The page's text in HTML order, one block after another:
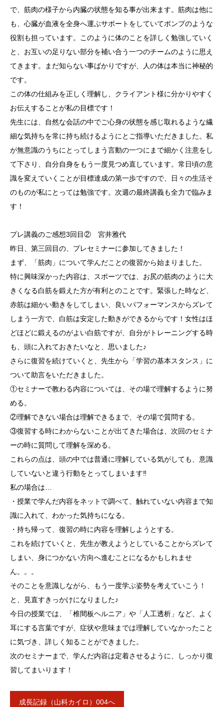
で、筋肉の様子から内臓の状態を知る事が出来ます。筋肉は他に
も、心臓が血液を全身へ運ぶサポートをしていてポンプのような
役割も担っています。このように体のことを詳しく勉強していく
と、お互いの足りない部分を補い合う一つのチームのように思え
てきます。まだ知らない事ばかりですが、人の体は本当に神秘的
です。
この体の仕組みを正しく理解し、クライアント様に分かりやすく
お伝えすることが私の目標です！
先生には、自然な会話の中でご心身の状態を感じ取れるような繊
細な気持ちを常に持ち続けるようにとご指導いただきました。私
が無意識のうちにとってしまう言動の一つにまで細かく注意をし
て下さり、自分自身をもう一度見つめ直しています。常日頃の意
識を変えていくことが目標達成の第一歩ですので、日々の生活そ
のものが私にとっては勉強です。次週の最終講義も全力で臨みま
す！
プレ講義のご感想3回目② 宮井雅代
昨日、第三回目の、プレセミナーに参加してきました！
まず、「筋肉」について学んだことの復習から始まりました。
特に興味深かった内容は、スポーツでは、お尻の筋肉のように大
きくなる白筋を鍛えた方が有利とのことです。緊張した時など、
赤筋は細かい動きをしてしまい、良いパフォーマンスからズレて
しまう一方で、白筋は安定した動きができるからです！女性はほ
どほどに鍛えるのがよい白筋ですが、自分がトレーニングする時
も、頭に入れておきたいなと、思いました♪
さらに復習を続けていくと、先生から「学習の基本スタンス」に
ついて助言をいただきました。
①セミナーで教わる内容については、その場で理解するように努
める。
②理解できない場合は理解できるまで、その場で質問する。
③復習する時にわからないことが出てきた場合は、次回のセミナ
ーの時に質問して理解を深める。
これらの点は、頭の中では普通に理解している気がしても、意識
していないと違う行動をとってしまいます‼︎
私の場合は…
・授業で学んだ内容をネットで調べて、触れていない内容まで知
識に入れて、わかった気持ちになる。
・持ち帰って、復習の時に内容を理解しようとする。
これを続けていくと、先生が教えようとしていることからズレて
しまい、身につかない方向へ進むことになるかもしれませ
ん。。。
そのことを意識しながら、もう一度学ぶ姿勢を考えていこう！
と、見直すきっかけになりました♪
今日の授業では、「椎間板ヘルニア」や「人工透析」など、よく
耳にする言葉ですが、症状や意味までは理解していなかったこと
に気づき、詳しく知ることができました。
次のセミナーまで、学んだ内容は定着させるように、しっかり復
習してまいります！
成長記録（山科カイロ）004へ